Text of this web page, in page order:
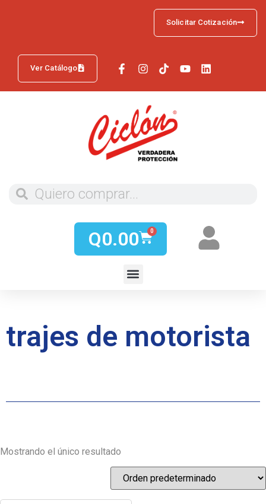
Ver Catálogo
Solicitar Cotización
Q0.00 0
trajes de motorista
Mostrando el único resultado